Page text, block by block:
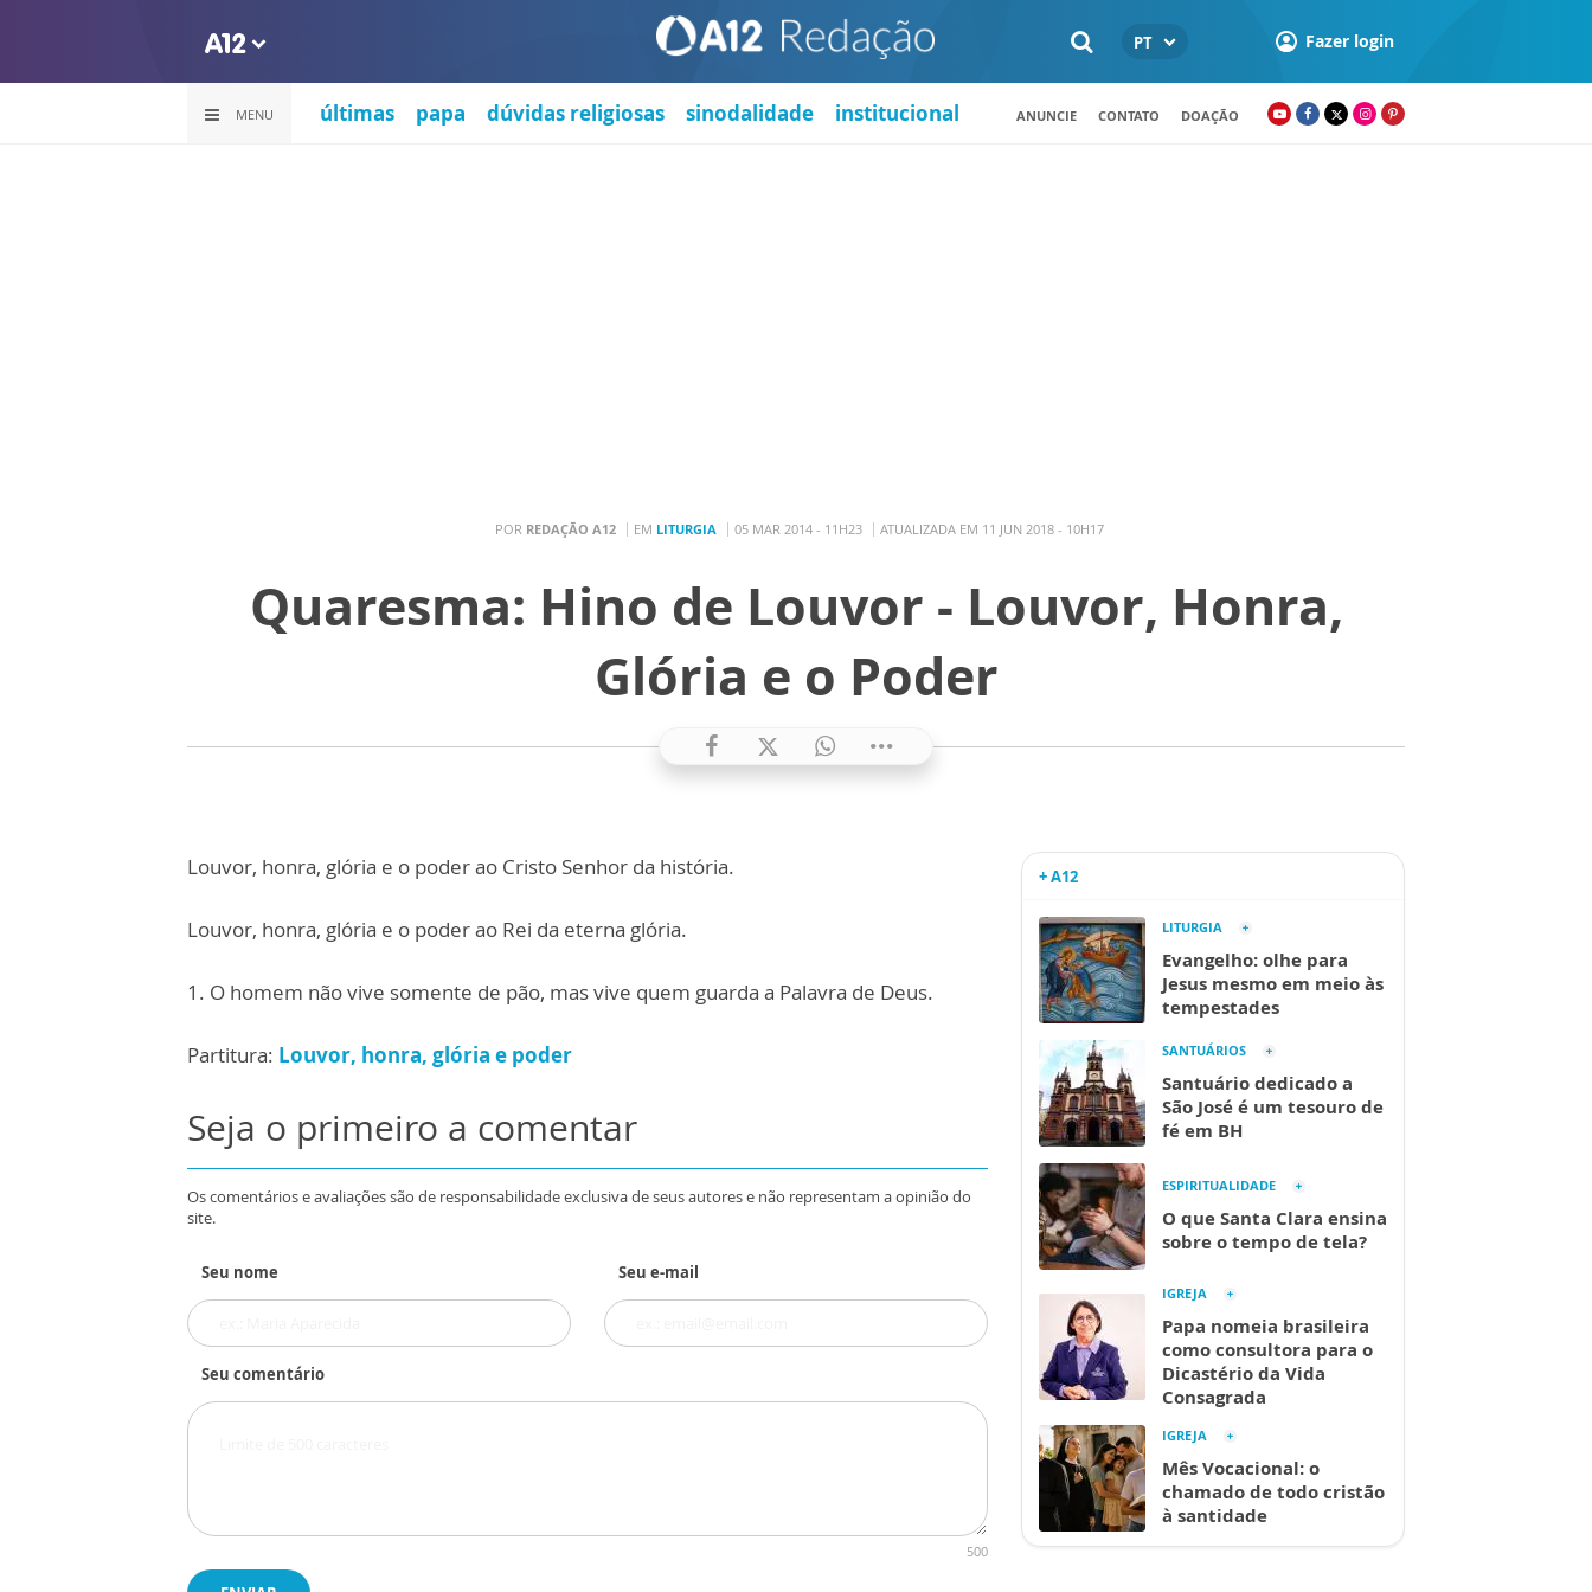
PT Fazer login
MENU últimas papa dúvidas religiosas sinodalidade institucional ANUNCIE CONTATO DOAÇÃO
POR REDAÇÃO A12 EM LITURGIA 05 MAR 2014 - 11H23 ATUALIZADA EM 11 JUN 2018 - 10H17
Quaresma: Hino de Louvor - Louvor, Honra,
Glória e o Poder
Louvor, honra, glória e o poder ao Cristo Senhor da história.
Louvor, honra, glória e o poder ao Rei da eterna glória.
1. O homem não vive somente de pão, mas vive quem guarda a Palavra de Deus.
Partitura: Louvor, honra, glória e poder
Seja o primeiro a comentar
Os comentários e avaliações são de responsabilidade exclusiva de seus autores e não representam a opinião do
site.
Seu nome Seu e-mail
Seu comentário
500
+ A12
LITURGIA
Evangelho: olhe para
Jesus mesmo em meio às
tempestades
SANTUÁRIOS
Santuário dedicado a
São José é um tesouro de
fé em BH
ESPIRITUALIDADE
O que Santa Clara ensina
sobre o tempo de tela?
IGREJA
Papa nomeia brasileira
como consultora para o
Dicastério da Vida
Consagrada
IGREJA
Mês Vocacional: o
chamado de todo cristão
à santidade